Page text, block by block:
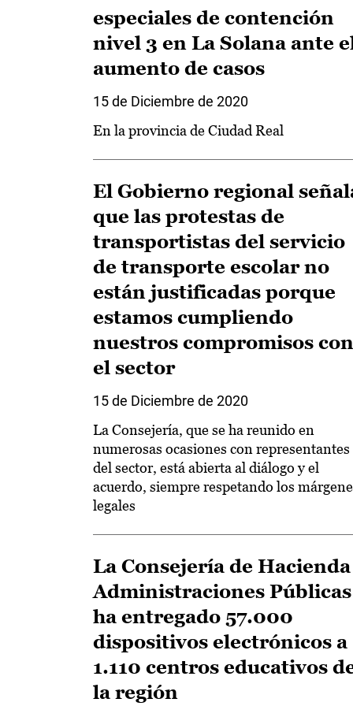
especiales de contención
nivel 3 en La Solana ante
aumento de casos
15 de Diciembre de 2020
En la provincia de Ciudad Real
El Gobierno regional
que las protestas de
transportistas del servicio
de transporte escolar no
están justificadas porque
estamos cumpliendo
nuestros compromisos con
el sector
15 de Diciembre de 2020
La Consejería, que se ha reunido en
numerosas ocasiones con representantes
del sector, está abierta al diálogo y el
acuerdo, siempre respetando los
legales
La Consejería de Hacienda
Administraciones Públicas
ha entregado 57.000
dispositivos electrónicos a
1.110 centros educativos
la región